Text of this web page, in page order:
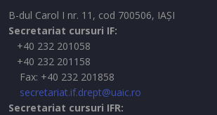
B-dul Carol I nr. 11, cod 700506, IAŞI
Secretariat cursuri IF:
+40 232 201058
+40 232 201158
Fax: +40 232 201858
secretariat.if.drept@uaic.ro
Secretariat cursuri IFR: